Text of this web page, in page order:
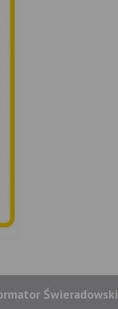
Świeradowski